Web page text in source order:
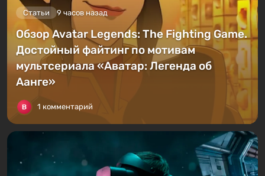
Статьи 9 часов назад
Обзор Avatar Legends: The Fighting Game.
Достойный файтинг по мотивам
мультсериала «Аватар: Легенда об
Аанге»
1 комментарий